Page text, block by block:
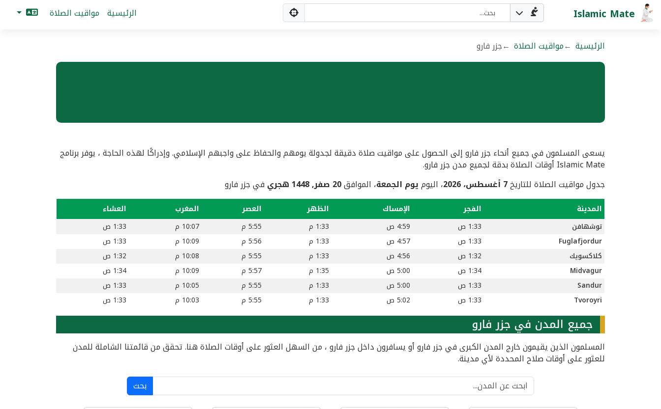
Islamic Mate الرئيسية مواقيت الصلاة
الرئيسية مواقيت الصلاة جزر فارو
يسعى المسلمون في جميع أنحاء جزر فارو إلى الحصول على مواقيت صلاة دقيقة لجدولة يومهم والحفاظ على واجبهم الإسلامي. وإدراكًا لهذه الحاجة ، يوفر برنامج
Islamic Mate أوقات الصلاة بدقة لجميع مدن جزر فارو.
جدول مواقيت الصلاة للتاريخ7 أغسطس، 2026 ، اليوميوم الجمعة، الموافق20 صفر, 1448 هجري في جزر فارو
المدينة الفجر الإمساك الظهر العصر المغرب العشاء
توشهافن 1:33 ص 4:59 ص 1:33 م 5:55 م 10:07 م
1:33 ص
Fuglafjordur
1:33 ص 4:57 ص 1:33 م 5:56 م 10:09 م
1:33 ص
كلاكسويك
1:32 ص 4:56 ص 1:33 م 5:55 م 10:08 م
1:32 ص
Midvagur
1:34 ص 5:00 ص 1:35 م 5:57 م 10:09 م
1:34 ص
Sandur
1:33 ص 5:00 ص 1:33 م 5:55 م 10:05 م
1:33 ص
Tvoroyri
1:33 ص 5:02 ص 1:33 م 5:55 م 10:03 م 1:33 ص
جميع المدن في جزر فارو
المسلمون الذين يقيمون خارج المدن الكبرى في جزر فارو أو يسافرون داخل جزر فارو ، من السهل العثور على أوقات الصلاة هنا. تحقق من قائمتنا الشاملة للمدن
للعثور على أوقات صلاح المحددة لأي مدينة.
بحث